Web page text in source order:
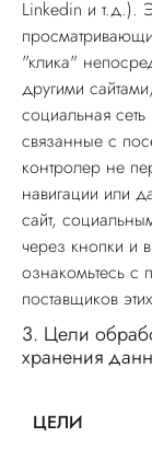
Linkedin и т.д.).
"клика"
другими
социальная
связанные с
контролер не
навигации или
сайт,
через кнопки и
ознакомьтесь с
поставщиков
3. Цели
хранения
ЦЕЛИ